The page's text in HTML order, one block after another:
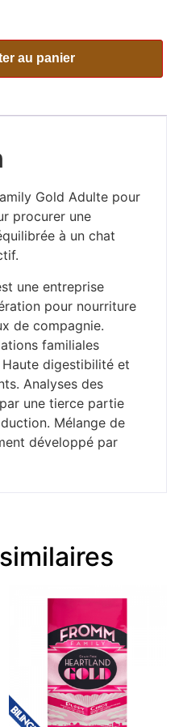
au panier
Gold Adulte pour
procurer une
à un chat
une entreprise
pour nourriture
de compagnie.
familiales
digestibilité et
Analyses des
une tierce partie
Mélange de
développé par